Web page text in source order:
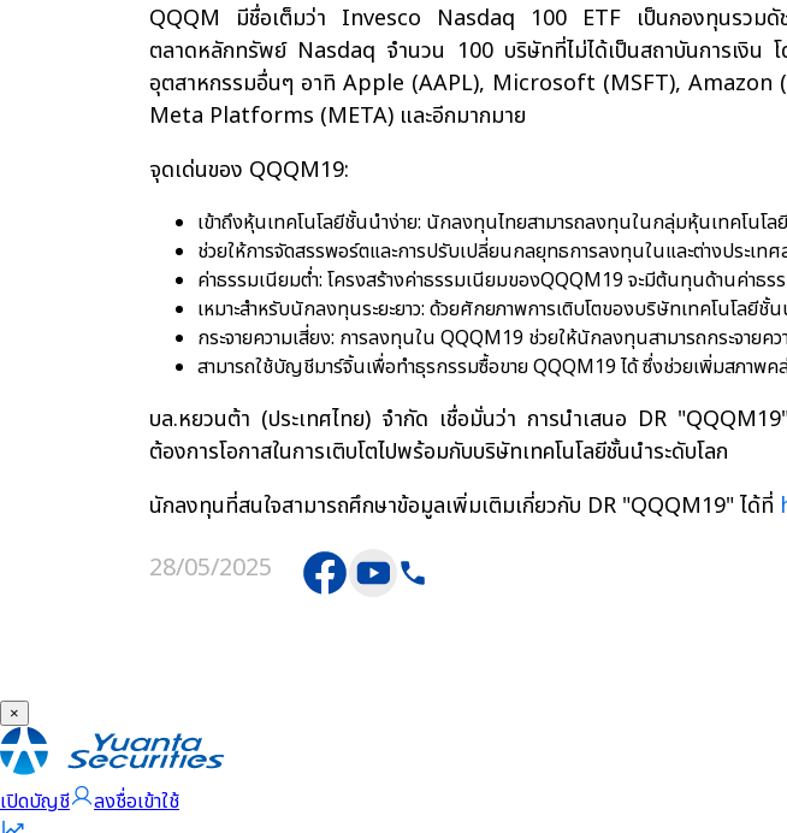
QQQM มีชื่อเต็มว่า Invesco Nasdaq 100 ETF เป็นกองทุนรวม
ตลาดหลักทรัพย์ Nasdaq จำนวน 100 บริษัทที่ไม่ได้เป็นสถาบันการเงิน โ
อุตสาหกรรมอื่นๆ อาทิ Apple (AAPL), Microsoft (MSFT), Amazon
Meta Platforms (META) และอีกมากมาย
จุดเด่นของ QQQM19:
เข้าถึงหุ้นเทคโนโลยีชั้นนำง่าย: นักลงทุนไทยสามารถลงทุนในกลุ่มหุ้นเทคโนโ
ช่วยให้การจัดสรรพอร์ตและการปรับเปลี่ยนกลยุทธการลงทุนในและต่างประเทศ
ค่าธรรมเนียมต่ำ: โครงสร้างค่าธรรมเนียมของQQQM19 จะมีต้นทุนด้านค่า
เหมาะสำหรับนักลงทุนระยะยาว: ด้วยศักยภาพการเติบโตของบริษัทเทคโนโลยี
กระจายความเสี่ยง: การลงทุนใน QQQM19 ช่วยให้นักลงทุนสามารถกระจาย
สามารถใช้บัญชีมาร์จิ้นเพื่อทำธุรกรรมซื้อขาย QQQM19 ได้ ซึ่งช่วยเพิ่มสภา
บล.หยวนต้า (ประเทศไทย) จำกัด เชื่อมั่นว่า การนำเสนอ DR
ต้องการโอกาสในการเติบโตไปพร้อมกับบริษัทเทคโนโลยีชั้นนำระดับโลก
นักลงทุนที่สนใจสามารถศึกษาข้อมูลเพิ่มเติมเกี่ยวกับ DR "QQQM19" ได้ที่
28/05/2025
×
เปิดบัญชี ลงชื่อเข้าใช้